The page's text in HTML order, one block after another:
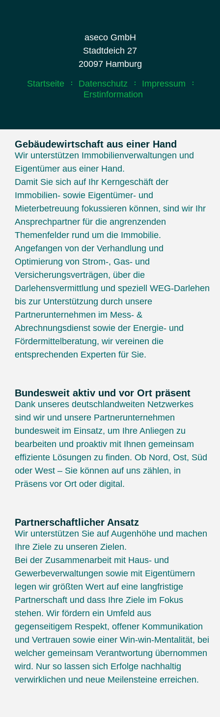
aseco GmbH
Stadtdeich 27
20097 Hamburg
Startseite
Datenschutz
Impressum
Erstinformation
Gebäudewirtschaft aus einer Hand
Wir unterstützen Immobilienverwaltungen und
Eigentümer aus einer Hand.
Damit Sie sich auf Ihr Kerngeschäft der
Immobilien- sowie Eigentümer- und
Mieterbetreuung fokussieren können, sind wir Ihr
Ansprechpartner für die angrenzenden
Themenfelder rund um die Immobilie.
Angefangen von der Verhandlung und
Optimierung von Strom-, Gas- und
Versicherungsverträgen, über die
Darlehensvermittlung und speziell WEG-Darlehen
bis zur Unterstützung durch unsere
Partnerunternehmen im Mess- &
Abrechnungsdienst sowie der Energie- und
Fördermittelberatung, wir vereinen die
entsprechenden Experten für Sie.
Bundesweit aktiv und vor Ort präsent
Dank unseres deutschlandweiten Netzwerkes
sind wir und unsere Partnerunternehmen
bundesweit im Einsatz, um Ihre Anliegen zu
bearbeiten und proaktiv mit Ihnen gemeinsam
effiziente Lösungen zu finden. Ob Nord, Ost, Süd
oder West – Sie können auf uns zählen, in
Präsens vor Ort oder digital.
Partnerschaftlicher Ansatz
Wir unterstützen Sie auf Augenhöhe und machen
Ihre Ziele zu unseren Zielen.
Bei der Zusammenarbeit mit Haus- und
Gewerbeverwaltungen sowie mit Eigentümern
legen wir größten Wert auf eine langfristige
Partnerschaft und dass Ihre Ziele im Fokus
stehen. Wir fördern ein Umfeld aus
gegenseitigem Respekt, offener Kommunikation
und Vertrauen sowie einer Win-win-Mentalität, bei
welcher gemeinsam Verantwortung übernommen
wird. Nur so lassen sich Erfolge nachhaltig
verwirklichen und neue Meilensteine erreichen.